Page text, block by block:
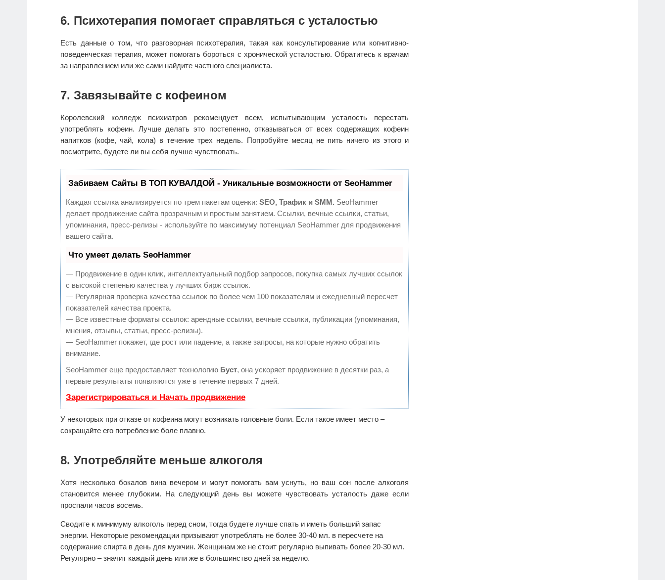
6. Психотерапия помогает справляться с усталостью
Есть данные о том, что разговорная психотерапия, такая как консультирование или когнитивно-
поведенческая терапия, может помогать бороться с хронической усталостью. Обратитесь к врачам
за направлением или же сами найдите частного специалиста.
7. Завязывайте с кофеином
Королевский колледж психиатров рекомендует всем, испытывающим усталость перестать
употреблять кофеин. Лучше делать это постепенно, отказываться от всех содержащих кофеин
напитков (кофе, чай, кола) в течение трех недель. Попробуйте месяц не пить ничего из этого и
посмотрите, будете ли вы себя лучше чувствовать.
Забиваем Сайты В ТОП КУВАЛДОЙ - Уникальные возможности от SeoHammer
Каждая ссылка анализируется по трем пакетам оценки: SEO, Трафик и SMM. SeoHammer
делает продвижение сайта прозрачным и простым занятием. Ссылки, вечные ссылки, статьи,
упоминания, пресс-релизы - используйте по максимуму потенциал SeoHammer для продвижения
вашего сайта.
Что умеет делать SeoHammer
— Продвижение в один клик, интеллектуальный подбор запросов, покупка самых лучших ссылок
с высокой степенью качества у лучших бирж ссылок.
— Регулярная проверка качества ссылок по более чем 100 показателям и ежедневный пересчет
показателей качества проекта.
— Все известные форматы ссылок: арендные ссылки, вечные ссылки, публикации (упоминания,
мнения, отзывы, статьи, пресс-релизы).
— SeoHammer покажет, где рост или падение, а также запросы, на которые нужно обратить
внимание.
SeoHammer еще предоставляет технологию Буст, она ускоряет продвижение в десятки раз, а
первые результаты появляются уже в течение первых 7 дней.
Зарегистрироваться и Начать продвижение
У некоторых при отказе от кофеина могут возникать головные боли. Если такое имеет место –
сокращайте его потребление боле плавно.
8. Употребляйте меньше алкоголя
Хотя несколько бокалов вина вечером и могут помогать вам уснуть, но ваш сон после алкоголя
становится менее глубоким. На следующий день вы можете чувствовать усталость даже если
проспали часов восемь.
Сводите к минимуму алкоголь перед сном, тогда будете лучше спать и иметь больший запас
энергии. Некоторые рекомендации призывают употреблять не более 30-40 мл. в пересчете на
содержание спирта в день для мужчин. Женщинам же не стоит регулярно выпивать более 20-30 мл.
Регулярно – значит каждый день или же в большинство дней за неделю.